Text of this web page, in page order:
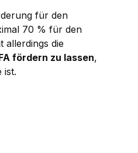
für den
70 % für den
allerdings die
fördern zu lassen,
ist.